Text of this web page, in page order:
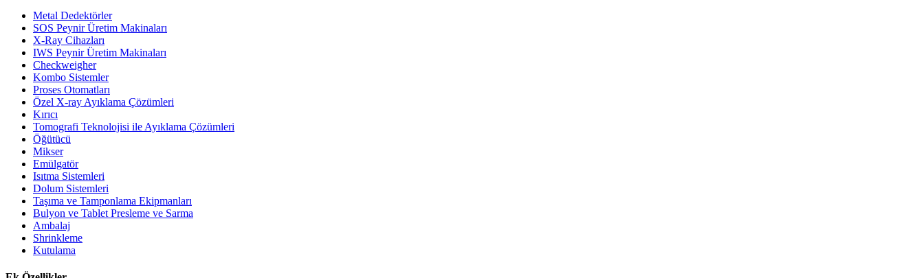
Metal Dedektörler
SOS Peynir Üretim Makinaları
X-Ray Cihazları
IWS Peynir Üretim Makinaları
Checkweigher
Kombo Sistemler
Proses Otomatları
Özel X-ray Ayıklama Çözümleri
Kırıcı
Tomografi Teknolojisi ile Ayıklama Çözümleri
Öğütücü
Mikser
Emülgatör
Isıtma Sistemleri
Dolum Sistemleri
Taşıma ve Tamponlama Ekipmanları
Bulyon ve Tablet Presleme ve Sarma
Ambalaj
Shrinkleme
Kutulama